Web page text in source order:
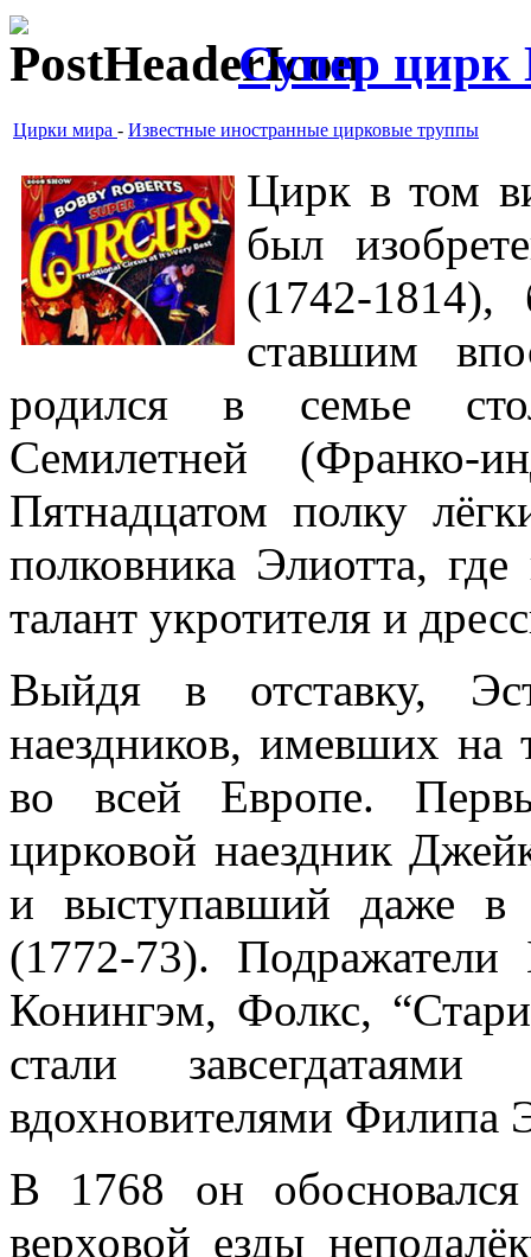
Супер цирк
Цирки мира - Известные иностранные цирковые труппы
Цирк в том
был
(1742-
ставшим
родился в семье
Семилетней (Франко-
Пятнадцатом полку
полковника Элиотта,
талант укротителя и
Выйдя в отставку,
наездников, имевших на
во всей Европе.
цирковой наездник
и выступавший даже в
(1772-73).
Конингэм, Фолкс,
стали
вдохновителями Филипа
В 1768 он
верховой езды